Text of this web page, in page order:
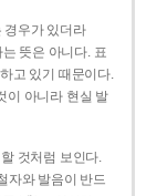
경우가 있더라
는 뜻은 아니다. 표
고 있기 때문이다.
이 아니라 현실 발
할 것처럼 보인다.
자와 발음이 반드